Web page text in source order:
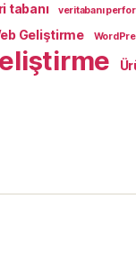
tabanı veritabanı
Geliştirme